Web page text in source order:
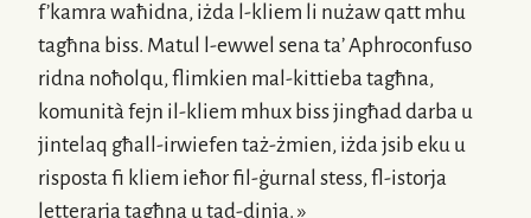
f’kamra waħidna, iżda l-kliem li nużaw qatt mhu
tagħna biss. Matul
l-ewwel sena ta’ Aphroconfuso
ridna noħolqu, flimkien mal-kittiebatagħna,
komunità fejn il-kliem mhux biss jingħad darba u
jintelaq għall-irwiefen taż-żmien, iżda jsib eku u
risposta fi kliem ieħorfil-ġurnal stess,fl-istorja
letterarja tagħna utad-dinja. »